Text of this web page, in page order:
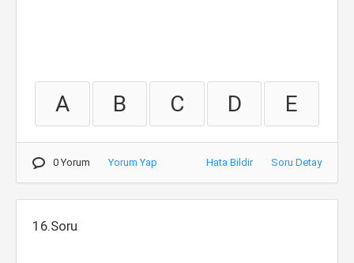
A B C D E
0 Yorum Yorum Yap Hata Bildir Soru Detay
16.Soru